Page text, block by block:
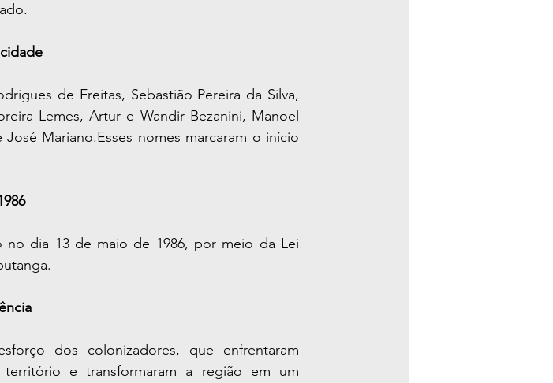
de Freitas, Sebastião Pereira da Silva,
Lemes, Artur e Wandir Bezanini, Manoel
Mariano.Esses nomes marcaram o início
no dia 13 de maio de 1986, por meio da Lei
dos colonizadores, que enfrentaram
território e transformaram a região em um